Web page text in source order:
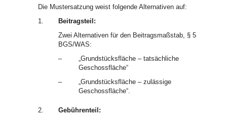
Die Mustersatzung weist folgende Alternativen auf:
1.
Beitragsteil:
Zwei Alternativen für den Beitragsmaßstab, § 5
BGS/WAS:
–
„Grundstücksfläche – tatsächliche
Geschossfläche“
–
„Grundstücksfläche – zulässige
Geschossfläche“.
2.
Gebührenteil: